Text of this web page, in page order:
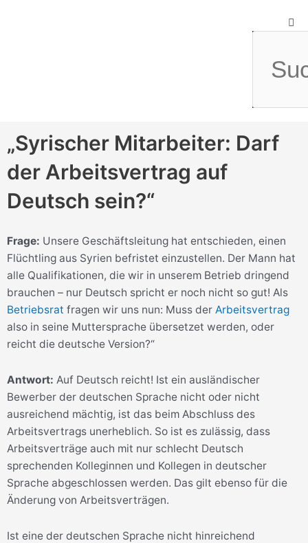
„Syrischer Mitarbeiter: Darf
der Arbeitsvertrag auf
Deutsch sein?“
Frage: Unsere Geschäftsleitung hat entschieden, einen
Flüchtling aus Syrien befristet einzustellen. Der Mann hat
alle Qualifikationen, die wir in unserem Betrieb dringend
brauchen – nur Deutsch spricht er noch nicht so gut! Als
Betriebsrat fragen wir uns nun: Muss der Arbeitsvertrag
also in seine Muttersprache übersetzet werden, oder
reicht die deutsche Version?“
Antwort: Auf Deutsch reicht! Ist ein ausländischer
Bewerber der deutschen Sprache nicht oder nicht
ausreichend mächtig, ist das beim Abschluss des
Arbeitsvertrags unerheblich. So ist es zulässig, dass
Arbeitsverträge auch mit nur schlecht Deutsch
sprechenden Kolleginnen und Kollegen in deutscher
Sprache abgeschlossen werden. Das gilt ebenso für die
Änderung von Arbeitsverträgen.
Ist eine der deutschen Sprache nicht hinreichend